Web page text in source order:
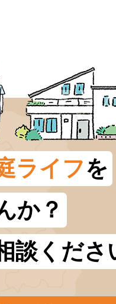
ライフを
か？
談くださ